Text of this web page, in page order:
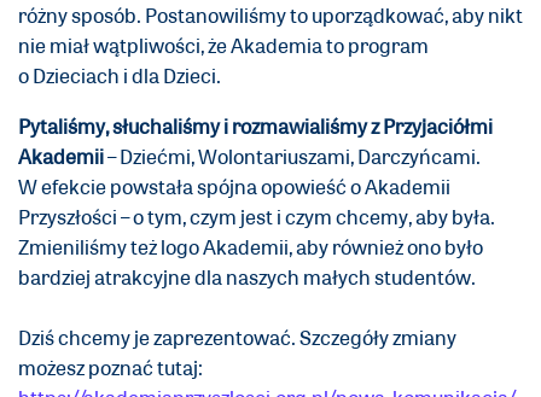
różny sposób. Postanowiliśmy to uporządkować, aby nikt
nie miał wątpliwości, że Akademia to program
o Dzieciach i dla Dzieci.
Pytaliśmy, słuchaliśmy i rozmawialiśmy z Przyjaciółmi
Akademii– Dziećmi, Wolontariuszami, Darczyńcami.
W efekcie powstała spójna opowieść o Akademii
Przyszłości – o tym, czym jest i czym chcemy, aby była.
Zmieniliśmy też logo Akademii, aby również ono było
bardziej atrakcyjne dla naszych małych studentów.
Dziś chcemy je zaprezentować. Szczegóły zmiany
możesz poznać tutaj: